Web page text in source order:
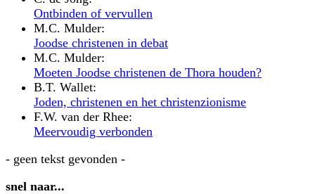
Ontbinden of vervullen
M.C. Mulder:
Joodse christenen in debat
M.C. Mulder:
Moeten Joodse christenen de Thora houden?
B.T. Wallet:
Joden, christenen en het christenzionisme
F.W. van der Rhee:
Meervoudig verbonden
- geen tekst gevonden -
snel naar...